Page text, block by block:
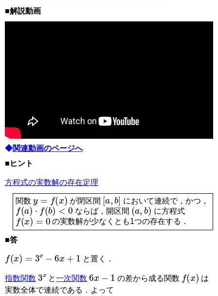
■解説動画
◆関連動画のページへ
■ヒント
方程式の実数解の存在定理
関数 y=fx が閉区間 a,b において連続で，かつ，
fa⋅fb <0 ならば，開区間 a,b に方程式
fx=0 の実数解が少なくとも1つの存在する．
■答
x =3 −6 +1 と置く．
指数関数 3x と一次関数 の差から成る関数 x
は
実数全体で連続である．よって